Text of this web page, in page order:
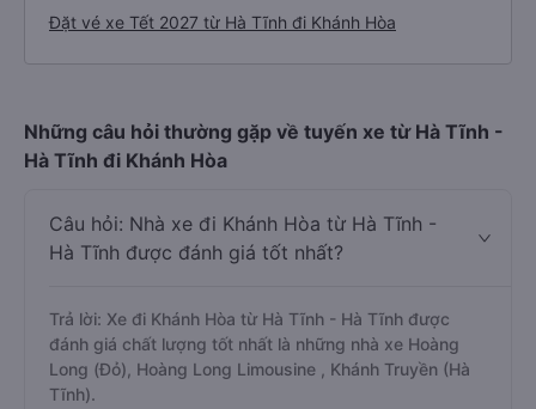
Đặt vé xe Tết 2027 từ Hà Tĩnh đi Khánh Hòa
Những câu hỏi thường gặp về tuyến xe từ Hà Tĩnh -
Hà Tĩnh đi Khánh Hòa
Câu hỏi: Nhà xe đi Khánh Hòa từ Hà Tĩnh -
Hà Tĩnh được đánh giá tốt nhất?
Trả lời: Xe đi Khánh Hòa từ Hà Tĩnh - Hà Tĩnh được
đánh giá chất lượng tốt nhất là những nhà xe Hoàng
Long (Đỏ), Hoàng Long Limousine , Khánh Truyền (Hà
Tĩnh).